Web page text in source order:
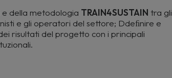
della metodologia TRAIN4SUSTAIN tra gli
e gli operatori del settore; Ddeﬁnire e
risultati del progetto con i principali